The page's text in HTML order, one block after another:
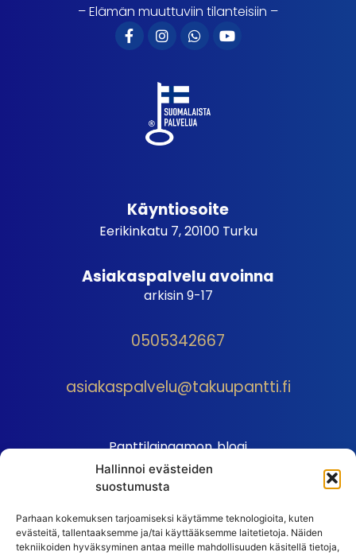
Hallinnoi evästeiden
suostumusta
Parhaan kokemuksen tarjoamiseksi käytämme teknologioita, kuten
evästeitä, tallentaaksemme ja/tai käyttääksemme laitetietoja. Näiden
tekniikoiden hyväksyminen antaa meille mahdollisuuden käsitellä tietoja,
– Elämän muuttuviin tilanteisiin –
Käyntiosoite
Eerikinkatu 7, 20100 Turku
Asiakaspalvelu avoinna
arkisin 9-17
0505342667
asiakaspalvelu@takuupantti.fi
Panttilainaamon blogi
Palveluhinnasto
Sopimusehdot
Autopantin sopimusehdot
Henkilötiedot